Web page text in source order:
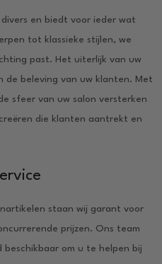
en biedt voor ieder wat
tot klassieke stijlen, we
past. Het uiterlijk van uw
de beleving van uw klanten. Met
sfeer van uw salon versterken
die klanten aantrekt en
staan wij garant voor
prijzen. Ons team
beschikbaar om u te helpen bij